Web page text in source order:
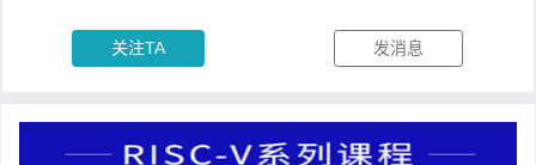
关注TA 发消息